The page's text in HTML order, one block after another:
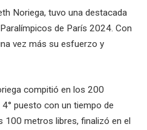
Noriega, tuvo una destacada
de París 2024. Con
vez más su esfuerzo y
compitió en los 200
puesto con un tiempo de
100 metros libres, finalizó en el